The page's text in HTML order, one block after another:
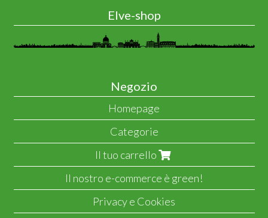
Elve-shop
Negozio
Homepage
Categorie
Il tuo carrello
Il nostro e-commerce è green!
Privacy e Cookies